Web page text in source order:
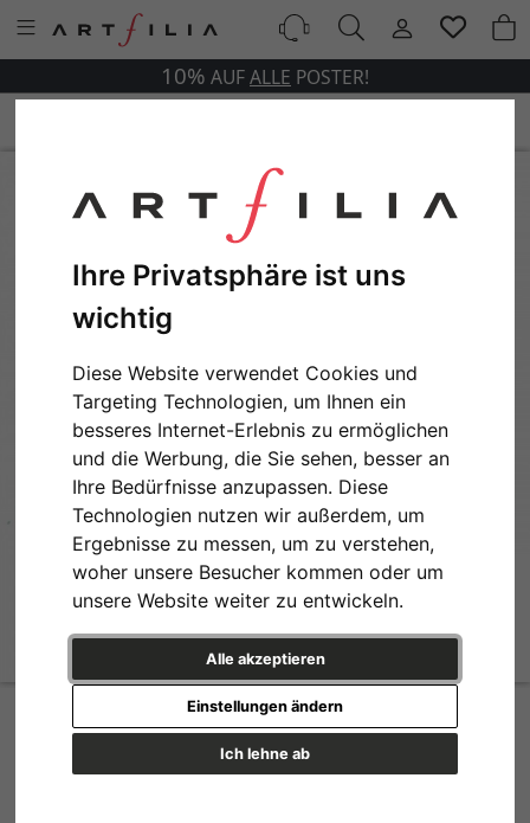
Ihre Privatsphäre ist uns
wichtig
Diese Website verwendet Cookies und
Targeting Technologien, um Ihnen ein
besseres Internet-Erlebnis zu ermöglichen
und die Werbung, die Sie sehen, besser an
Ihre Bedürfnisse anzupassen. Diese
Technologien nutzen wir außerdem, um
Ergebnisse zu messen, um zu verstehen,
woher unsere Besucher kommen oder um
unsere Website weiter zu entwickeln.
Alle akzeptieren
Ich lehne ab
Einstellungen ändern
10% AUFALLE POSTER!
Design